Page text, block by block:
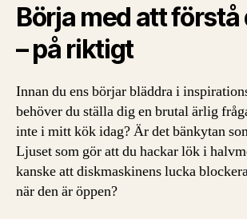
Börja med att
– på riktigt
Innan du ens börjar bläddra i
behöver du ställa dig en brutal ärlig
inte i mitt kök idag? Är det bänkytan
Ljuset som gör att du hackar lök i
kanske att diskmaskinens lucka
när den är öppen?